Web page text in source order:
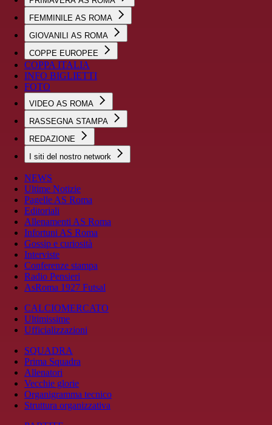
FEMMINILE AS ROMA
GIOVANILI AS ROMA
COPPE EUROPEE
COPPA ITALIA
INFO BIGLIETTI
FOTO
VIDEO AS ROMA
RASSEGNA STAMPA
REDAZIONE
I siti del nostro network
NEWS
Ultime Notizie
Pagelle AS Roma
Editoriali
Allenamenti AS Roma
Infortuni AS Roma
Gossip e curiosità
Interviste
Conferenze stampa
Radio Pensieri
AsRoma 1927 Futsal
CALCIOMERCATO
Ultimissime
Ufficializzazioni
SQUADRA
Prima Squadra
Allenatori
Vecchie glorie
Organigramma tecnico
Struttura organizzativa